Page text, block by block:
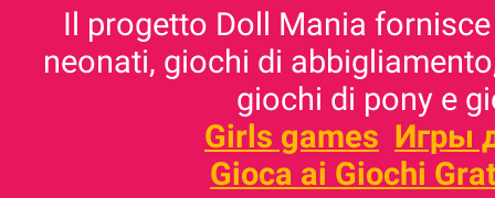
Il progetto Doll Mania
neonati, giochi di
giochi di pony e
Girls games Игры
Gioca ai Giochi